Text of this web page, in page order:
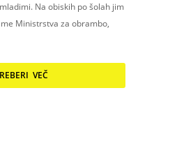
Na obiskih po šolah jim
Ministrstva za obrambo,
VEČ